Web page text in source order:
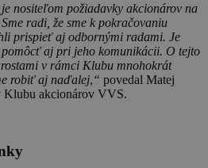
nositeľom požiadavky akcionárov na
radi, že sme k pokračovaniu
prispieť aj odbornými radami. Je
pomôcť aj pri jeho komunikácii. O tejto
v rámci Klubu mnohokrát
robiť aj naďalej,“ povedal Matej
Klubu akcionárov VVS.